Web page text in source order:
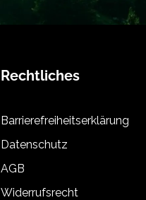
Rechtliches
Barrierefreiheitserklärung
Datenschutz
AGB
Widerrufsrecht